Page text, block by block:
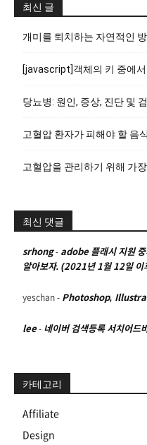
최신 글
개미를 퇴치하는 자연적인
[javascript]객체의 키 중에
당뇨병: 원인, 증상, 진단 및
고혈압 환자가 피해야 할 음
고혈압을 관리하기 위해 가
최신 댓글
srhong- adobe 플래시 지원 중
알아보자. (2021년 1월 12일 이
yeschan - Photoshop,
lee - 네이버 검색등록 서치어드
카테고리
Affiliate
Design